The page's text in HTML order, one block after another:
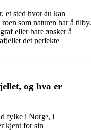
et sted hvor du kan
som naturen har å tilby.
eller bare ønsker å
det perfekte
og hva er
fylke i Norge, i
kjent for sin